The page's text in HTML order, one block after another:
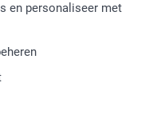
en personaliseer met